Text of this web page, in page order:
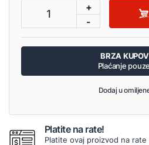
1
+
-
BRZA
Plaćanje
Dodaj u
Platite na rate!
Platite ovaj proizvod na